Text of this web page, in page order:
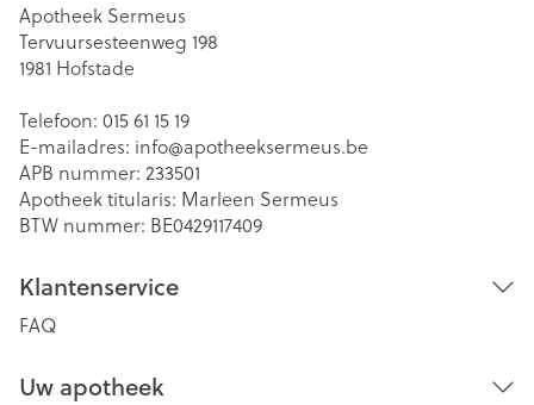
Apotheek Sermeus
Tervuursesteenweg 198
1981 Hofstade
Telefoon: 015 61 15 19
E-mailadres: info@apotheeksermeus.be
APB nummer: 233501
Apotheek titularis: Marleen Sermeus
BTW nummer: BE0429117409
Klantenservice
FAQ
Uw apotheek